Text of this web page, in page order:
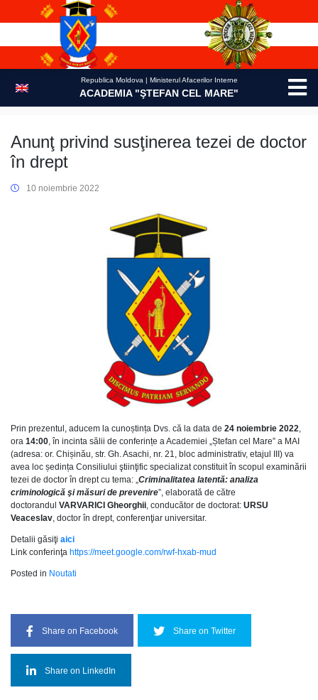
Republica Moldova | Ministerul Afacerilor Interne
ACADEMIA "ŞTEFAN CEL MARE"
Anunţ privind susţinerea tezei de doctor
în drept
10 noiembrie 2022
Prin prezentul, aducem la cunoștința Dvs. că la data de 24 noiembrie 2022
ora 14:00 , în incinta sălii de conferințe a Academiei „Ștefan cel Mare” a MAI
(adresa: or. Chișinău, str. Gh. Asachi, nr. 21, bloc administrativ, etajul III) va
avea loc ședința Consiliului ştiinţific specializat constituit în scopul examinării
tezei de doctor în drept cu tema: „ Criminalitatea latentă: analiza
criminologică şi măsuri de prevenire”, elaborată de către
doctorandul VARVARICI Gheorghii , conducător de doctorat: URSU
Veaceslav , doctor în drept, conferenţiar universitar.
Detalii găsiţi aici
Link conferinţa https://meet.google.com/rwf-hxab-mud
Posted in Noutati
Share on Facebook Share on Twitter
Share on LinkedIn